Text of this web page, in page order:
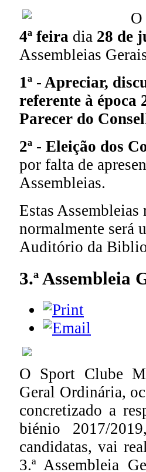
4ª feira dia 28 de
Assembleias
1ª - Apreciar,
referente à época
Parecer do
2ª - Eleição dos
por falta de
Assembleias.
Estas
normalmente será
Auditório da
3.ª
O Sport Clube
Geral Ordinária,
concretizado a
biénio 2017/
candidatas, vai
3.ª Assembleia